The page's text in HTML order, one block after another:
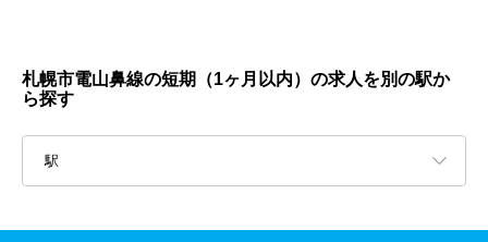
札幌市電山鼻線の短期（1ヶ月以内）の求人を別の駅か
ら探す
駅